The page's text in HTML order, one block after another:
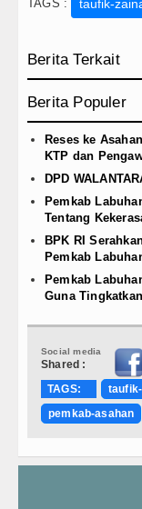
TAGS : taufik-
Berita Terkait
Berita Populer
Reses ke
KTP dan
DPD
Pemkab
Tentang
BPK RI
Pemkab
Pemkab
Guna
Social media
Shared :
TAGS:
pemkab-asahan